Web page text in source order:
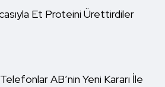
Et Proteini Ürettirdiler
AB’nin Yeni Kararı İle